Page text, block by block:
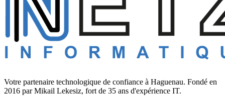
Votre partenaire technologique de confiance à Haguenau. Fondé en
2016 par Mikail Lekesiz, fort de 35 ans d'expérience IT.